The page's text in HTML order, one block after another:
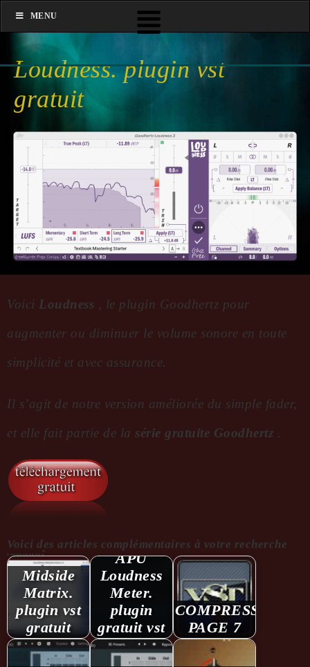
Loudness. plugin vst
gratuit
Voici Loudness , le plugin Goodhertz pour
augmenter ou diminuer le volume sonore en toute
simplicité et avec assurance.
Il s’agit de notre version améliorée du simple fader,
et elle fait partie de la série gratuite Goodhertz .
Voici des articles complémentaires à votre recherche
...........:
Midside
Matrix.
plugin vst
gratuit
APU
Loudness
Meter.
plugin
gratuit vst
COMPRESSEUR
PAGE 7
MENU